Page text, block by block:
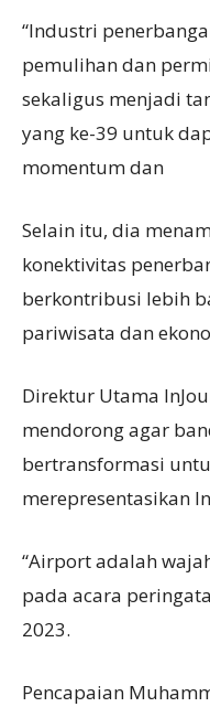
“Industri
pemulihan dan
sekaligus menjadi
yang ke-39 untuk
momentum dan
Selain itu, dia
konektivitas
berkontribusi lebih
pariwisata dan
Direktur Utama
mendorong agar
bertransformasi
merepresentasikan
“Airport adalah
pada acara
2023.
Pencapaian